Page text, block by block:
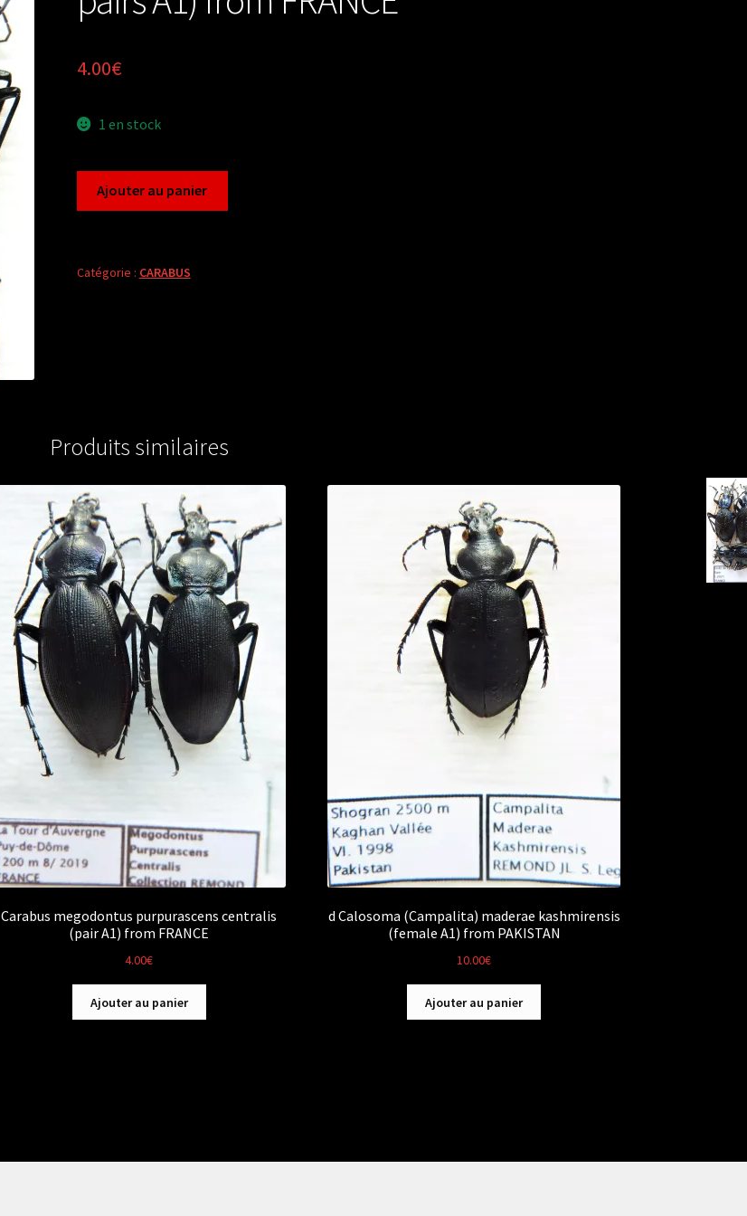
4.00€
1 en stock
intricatus
Ajouter au panier
Catégorie : CARABUS
Produits similaires
Carabus megodontus purpurascens centralis
(pair A1) from FRANCE
4.00€
Ajouter au panier
d Calosoma (Campalita) maderae kashmirensis
(female A1) from PAKISTAN
10.00€
Ajouter au panier